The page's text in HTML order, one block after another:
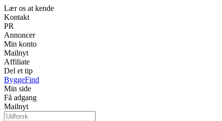
Lær os at kende
Kontakt
PR
Annoncer
Min konto
Mailnyt
Affiliate
Del et tip
ByggeFind
Min side
Få adgang
Mailnyt